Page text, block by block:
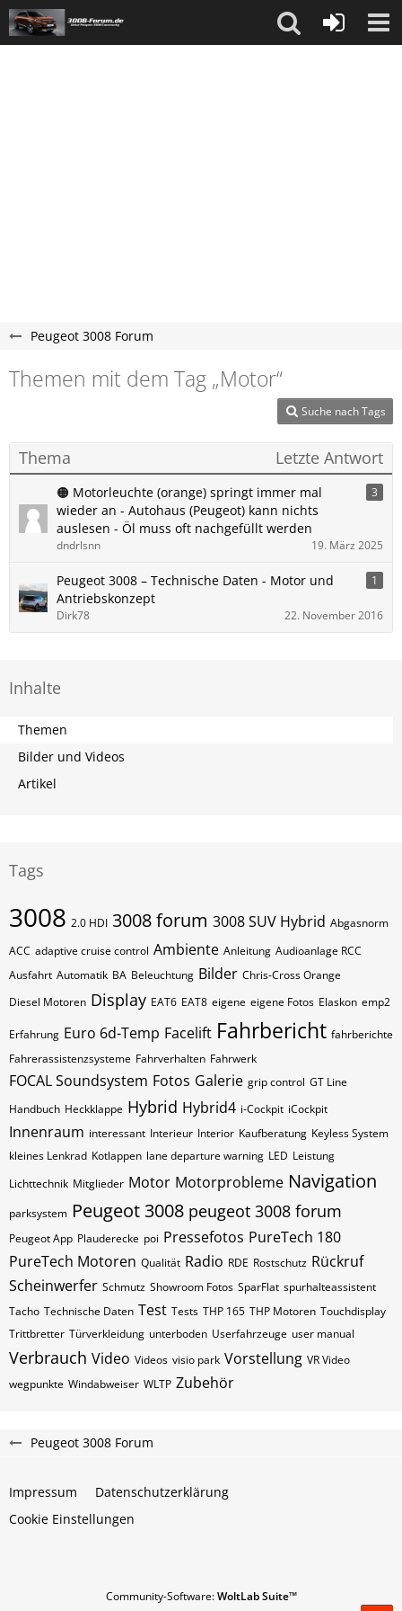
Peugeot 3008 Forum
Themen mit dem Tag „Motor“
Suche nach Tags
Thema Letzte Antwort
🟠 Motorleuchte (orange) springt immer mal
wieder an - Autohaus (Peugeot) kann nichts
auslesen - Öl muss oft nachgefüllt werden
3
dndrlsnn 19. März 2025
Peugeot 3008 – Technische Daten - Motor und
Antriebskonzept
1
Dirk78 22. November 2016
Inhalte
Themen
Bilder und Videos
Artikel
Tags
3008 2.0 HDI 3008 forum 3008 SUV Hybrid Abgasnorm
ACC adaptive cruise control Ambiente Anleitung Audioanlage RCC
Ausfahrt Automatik BA Beleuchtung Bilder Chris-Cross Orange
Diesel Motoren Display EAT6 EAT8 eigene eigene Fotos Elaskon emp2
Erfahrung Euro 6d-Temp Facelift Fahrbericht fahrberichte
Fahrerassistenzsysteme Fahrverhalten Fahrwerk
FOCAL Soundsystem Fotos Galerie grip control GT Line
Handbuch Heckklappe Hybrid Hybrid4 i-Cockpit iCockpit
Innenraum interessant Interieur Interior Kaufberatung Keyless System
kleines Lenkrad Kotlappen lane departure warning LED Leistung
Lichttechnik Mitglieder Motor Motorprobleme Navigation
parksystem Peugeot 3008 peugeot 3008 forum
Peugeot App Plauderecke poi Pressefotos PureTech 180
PureTech Motoren Qualität Radio RDE Rostschutz Rückruf
Scheinwerfer Schmutz Showroom Fotos SparFlat spurhalteassistent
Tacho Technische Daten Test Tests THP 165 THP Motoren Touchdisplay
Trittbretter Türverkleidung unterboden Userfahrzeuge user manual
Verbrauch Video Videos visio park Vorstellung VR Video
wegpunkte Windabweiser WLTP Zubehör
Peugeot 3008 Forum
Impressum
Datenschutzerklärung
Cookie Einstellungen
Community-Software:WoltLab Suite™